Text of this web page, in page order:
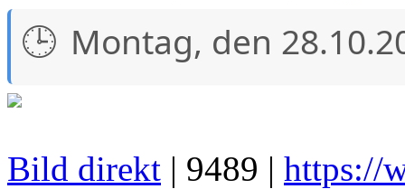
Montag, den
Bild direkt | 9489 | https://